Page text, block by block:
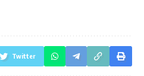
Twitter